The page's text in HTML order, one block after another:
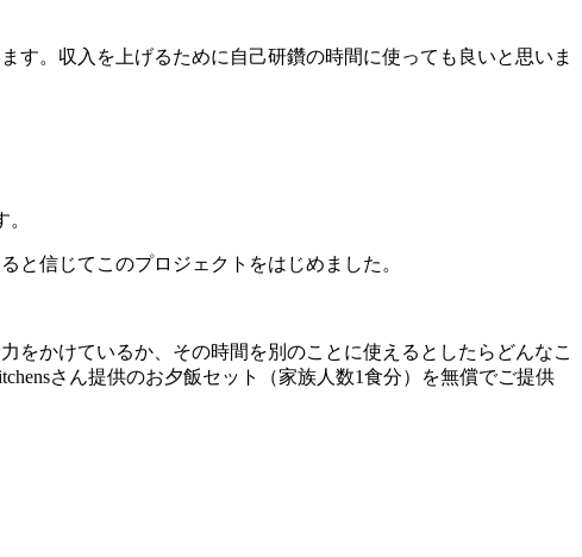
す。収入を上げるために自己研鑽の時間に使っても良いと思いま
と信じてこのプロジェクトをはじめました。
をかけているか、その時間を別のことに使えるとしたらどんなこ
さん提供のお夕飯セット（家族人数1食分）を無償でご提供